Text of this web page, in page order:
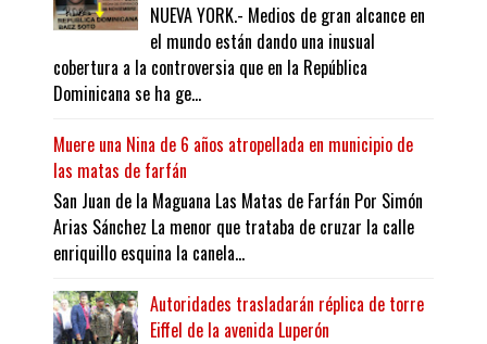
NUEVA YORK.- Medios de gran alcance en
el mundo están dando una inusual
cobertura a la controversia que en la República
Dominicana se ha ge...
Muere una Nina de 6 años atropellada en municipio de
las matas de farfán
San Juan de la Maguana Las Matas de Farfán Por Simón
Arias Sánchez La menor que trataba de cruzar la calle
enriquillo esquina la canela...
Autoridades trasladarán réplica de torre
Eiffel de la avenida Luperón